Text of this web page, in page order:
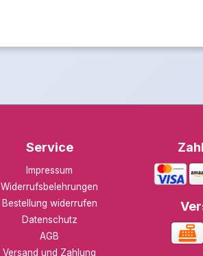
Service
Impressum
Widerrufsbelehrungen
Bestellung widerrufen
Datenschutz
AGB
Versand und Zahlung